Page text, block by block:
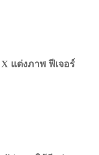
X แต่งภาพ ฟีเจอร์